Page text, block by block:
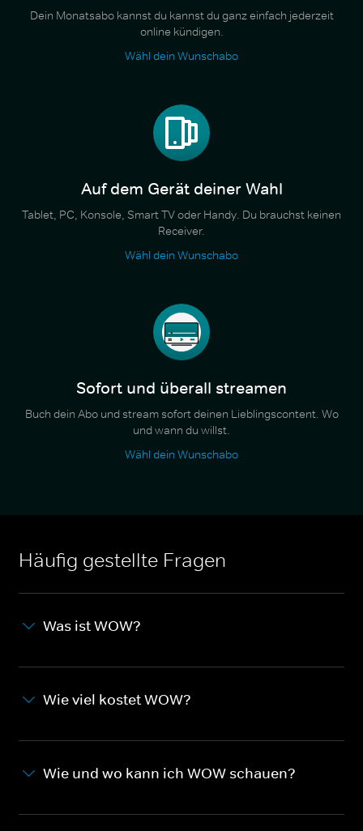
Dein Monatsabo kannst du kannst du ganz einfach jederzeit
online kündigen.
Wähl dein Wunschabo
Auf dem Gerät deiner Wahl
Tablet, PC, Konsole, Smart TV oder Handy. Du brauchst keinen
Receiver.
Wähl dein Wunschabo
Sofort und überall streamen
Buch dein Abo und stream sofort deinen Lieblingscontent. Wo
und wann du willst.
Wähl dein Wunschabo
Häufig gestellte Fragen
Was ist WOW?
Wie viel kostet WOW?
Wie und wo kann ich WOW schauen?